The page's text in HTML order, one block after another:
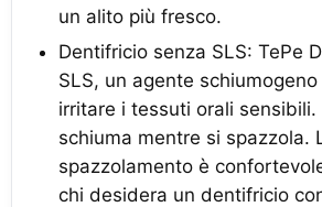
un alito più fresco.
Dentifricio senza SLS: TePe
SLS, un agente
irritare i tessuti orali sensibili.
schiuma mentre si spazzola.
spazzolamento è
chi desidera un dentifricio